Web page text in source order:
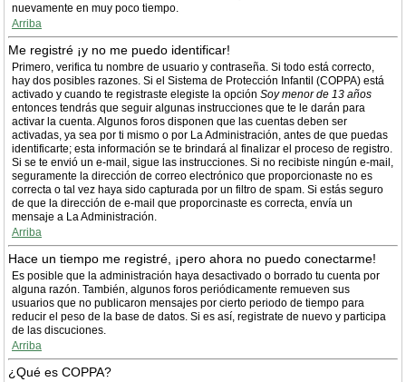
nuevamente en muy poco tiempo.
Arriba
Me registré ¡y no me puedo identificar!
Primero, verifica tu nombre de usuario y contraseña. Si todo está correcto,
hay dos posibles razones. Si el Sistema de Protección Infantil (COPPA) está
activado y cuando te registraste elegiste la opción Soy menor de 13 años
entonces tendrás que seguir algunas instrucciones que te le darán para
activar la cuenta. Algunos foros disponen que las cuentas deben ser
activadas, ya sea por ti mismo o por La Administración, antes de que puedas
identificarte; esta información se te brindará al finalizar el proceso de registro.
Si se te envió un e-mail, sigue las instrucciones. Si no recibiste ningún e-mail,
seguramente la dirección de correo electrónico que proporcionaste no es
correcta o tal vez haya sido capturada por un filtro de spam. Si estás seguro
de que la dirección de e-mail que proporcinaste es correcta, envía un
mensaje a La Administración.
Arriba
Hace un tiempo me registré, ¡pero ahora no puedo conectarme!
Es posible que la administración haya desactivado o borrado tu cuenta por
alguna razón. También, algunos foros periódicamente remueven sus
usuarios que no publicaron mensajes por cierto periodo de tiempo para
reducir el peso de la base de datos. Si es así, registrate de nuevo y participa
de las discuciones.
Arriba
¿Qué es COPPA?